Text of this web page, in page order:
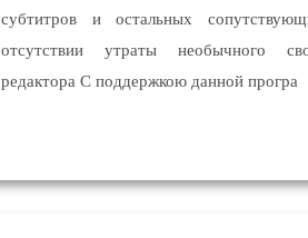
субтитров и остальных
отсутствии утраты необычного
редактора С поддержкою данной програ